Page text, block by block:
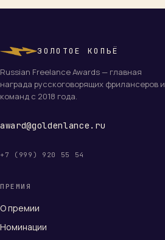
ЗОЛОТОЕ КОПЬЁ
Russian Freelance Awards — главная
награда русскоговорящих фрилансеров и
команд с 2018 года.
award@goldenlance.ru
+7 (999) 920 55 54
ПРЕМИЯ
О премии
Номинации